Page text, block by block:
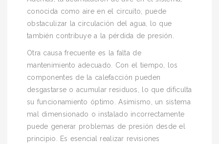
conocida como aire en el circuito, puede
obstaculizar la circulación del agua, lo que
también contribuye a la pérdida de presión.
Otra causa frecuente es la falta de
mantenimiento adecuado. Con el tiempo, los
componentes de la calefacción pueden
desgastarse o acumular residuos, lo que dificulta
su funcionamiento óptimo. Asimismo, un sistema
mal dimensionado o instalado incorrectamente
puede generar problemas de presión desde el
principio. Es esencial realizar revisiones